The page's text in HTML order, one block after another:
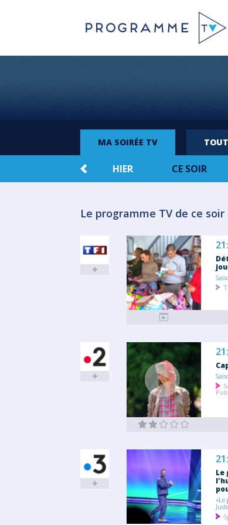
MA SOIRÉE TV
HIER CE SOIR
Le programme TV de ce
Le